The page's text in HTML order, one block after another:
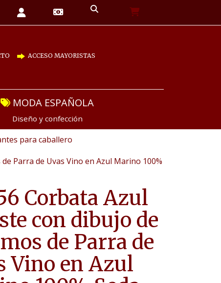
ACCESO MAYORISTAS
MODA ESPAÑOLA
Diseño y confección
para caballero
Parra de Uvas Vino en Azul Marino 100%
Corbata Azul
con dibujo de
de Parra de
Vino en Azul